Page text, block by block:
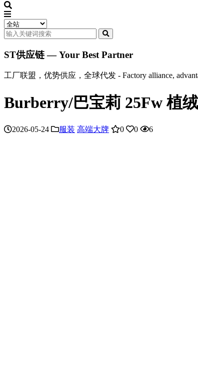
ST供应链 — Your Best Partner
工厂联盟，优势供应，全球代发 - Factory alliance,
Burberry/巴宝莉 25Fw 植
2026-05-24 服装 高端大牌 0 0 6